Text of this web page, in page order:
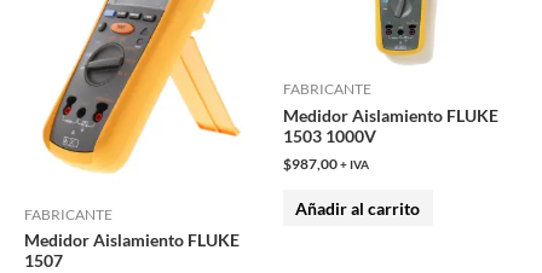
FABRICANTE
Medidor Aislamiento FLUKE
1507
FABRICANTE
Medidor Aislamiento FLUKE
1503 1000V
$987,00+ IVA
Añadir al carrito